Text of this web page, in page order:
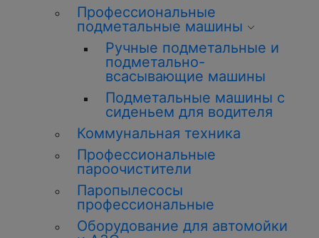
Профессиональные
подметальные машины
Ручные подметальные и
подметально-
всасывающие машины
Подметальные машины с
сиденьем для водителя
Коммунальная техника
Профессиональные
пароочистители
Паропылесосы
профессиональные
Оборудование для автомойки